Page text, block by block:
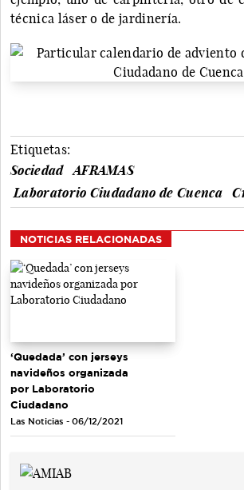
técnica láser o de jardinería.
Etiquetas:
Sociedad
AFRAMAS
Laboratorio Ciudadano de Cuenca
NOTICIAS RELACIONADAS
‘Quedada’ con jerseys
navideños organizada
por Laboratorio
Ciudadano
Las Noticias - 06/12/2021